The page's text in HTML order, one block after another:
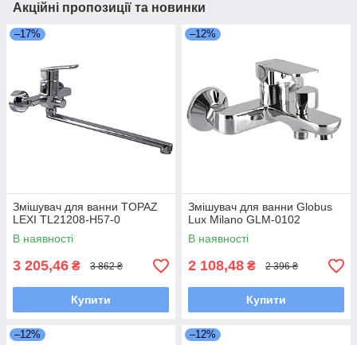
Акційні пропозиції та новинки
–17%
Змішувач для ванни TOPAZ
LEXI TL21208-H57-0
В наявності
3 205,46 ₴ 3 862 ₴
Купити
–12%
Змішувач для ванни Globus
Lux Milano GLM-0102
В наявності
2 108,48 ₴ 2 396 ₴
Купити
–12% –12%